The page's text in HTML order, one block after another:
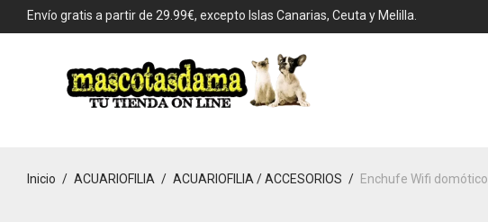
Envío gratis a partir de 29.99€, excepto Islas Canarias, Ceuta y Melilla.
Inicio / ACUARIOFILIA / ACUARIOFILIA / ACCESORIOS / Enchufe Wifi domótico